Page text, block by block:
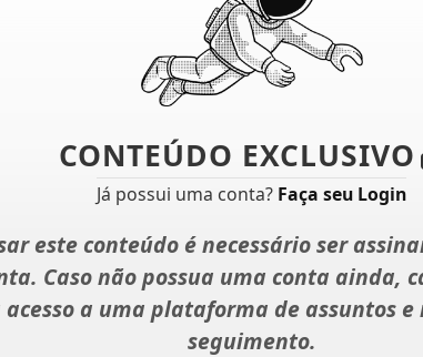
CONTEÚDO EXCLUSIVO
Já possui uma conta? Faça seu Login
este conteúdo é necessário ser
Caso não possua uma conta ainda,
a uma plataforma de assuntos e
seguimento.